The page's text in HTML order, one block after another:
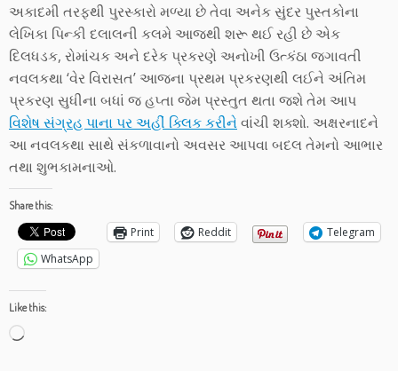
અકાદમી તરફથી પુરસ્કારો મળ્યા છે તેવા અનેક સુંદર પુસ્તકોના
લેખિકા પિન્કી દલાલની કલમે આજથી શરૂ થઈ રહી છે એક
દિલધડક, રોમાંચક અને દરેક પ્રકરણે અનોખી ઉત્કંઠા જગાવતી
નવલકથા ‘વેર વિરાસત’ આજના પ્રથમ પ્રકરણથી લઈને અંતિમ
પ્રકરણ સુધીના બધાં જ હપ્તા જેમ પ્રસ્તુત થતા જશે તેમ આપ
વિશેષ સંગ્રહ પાના પર અહીં ક્લિક કરીનેવાંચી શક્શો. અક્ષરનાદને
આ નવલકથા સાથે સંકળાવાનો અવસર આપવા બદલ તેમનો આભાર
તથા શુભકામનાઓ.
Share this:
Print Reddit
Telegram
WhatsApp
Like this:
Loading…